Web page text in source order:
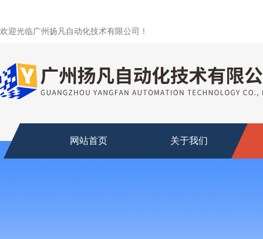
欢迎光临广州扬凡自动化技术有限公司！
网站首页 关于我们